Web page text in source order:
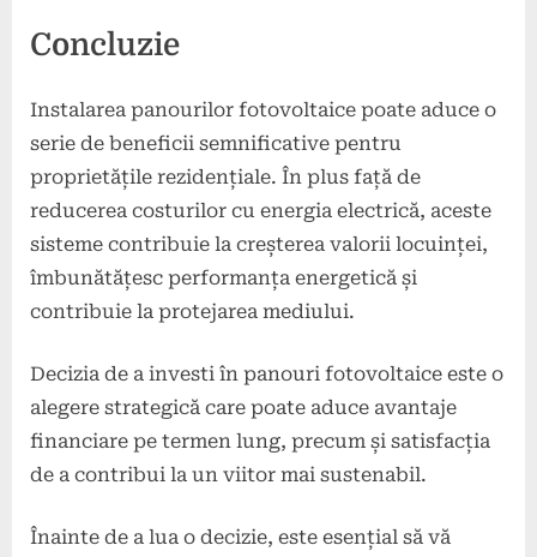
Concluzie
Instalarea panourilor fotovoltaice poate aduce o
serie de beneficii semnificative pentru
proprietățile rezidențiale. În plus față de
reducerea costurilor cu energia electrică, aceste
sisteme contribuie la creșterea valorii locuinței,
îmbunătățesc performanța energetică și
contribuie la protejarea mediului.
Decizia de a investi în panouri fotovoltaice este o
alegere strategică care poate aduce avantaje
financiare pe termen lung, precum și satisfacția
de a contribui la un viitor mai sustenabil.
Înainte de a lua o decizie, este esențial să vă